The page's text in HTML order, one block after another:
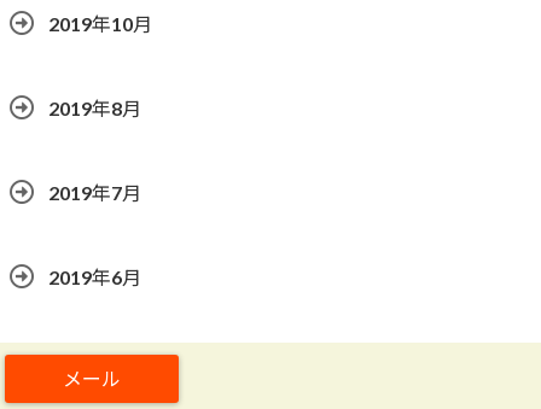
2019年10月
2019年8月
2019年7月
2019年6月
2019年5月